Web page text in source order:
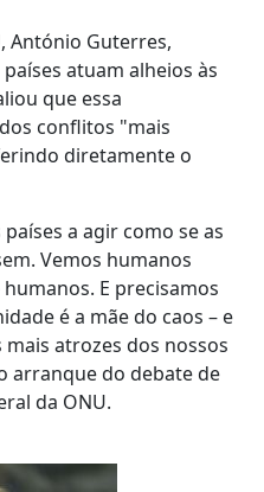
António Guterres,
atuam alheios às
que essa
conflitos "mais
diretamente o
a agir como se as
Vemos humanos
E precisamos
é a mãe do caos – e
atrozes dos nossos
arranque do debate de
da ONU.